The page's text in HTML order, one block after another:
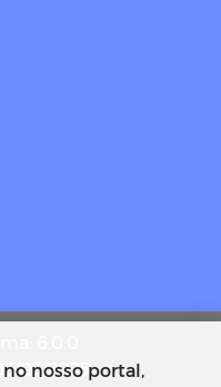
03/2025
nosso portal,